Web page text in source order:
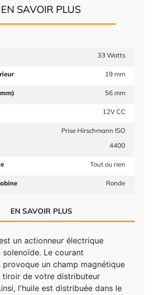
EN SAVOIR PLUS
33 Watts
19 mm
56 mm
12V CC
Prise Hirschmann ISO
4400
Tout ou rien
Ronde
EN SAVOIR PLUS
un actionneur électrique
Le courant
un champ magnétique
tiroir de votre distributeur
l'huile est distribuée dans le